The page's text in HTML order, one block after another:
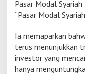
Pasar Modal
“Pasar Modal
Ia memaparkan
terus menunjukkan
investor yang
hanya